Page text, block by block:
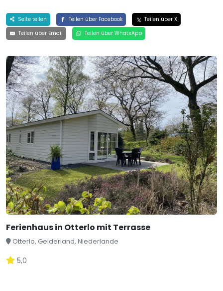
Seite teilen Teilen über Facebook
Teilen über X
Teilen über Email
Teilen über WhatsApp
Ferienhaus in Otterlo mit Terrasse
Otterlo, Gelderland, Niederlande
5,0